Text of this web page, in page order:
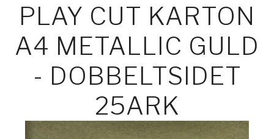
PLAY CUT KARTON
A4 METALLIC GULD
- DOBBELTSIDET
25ARK